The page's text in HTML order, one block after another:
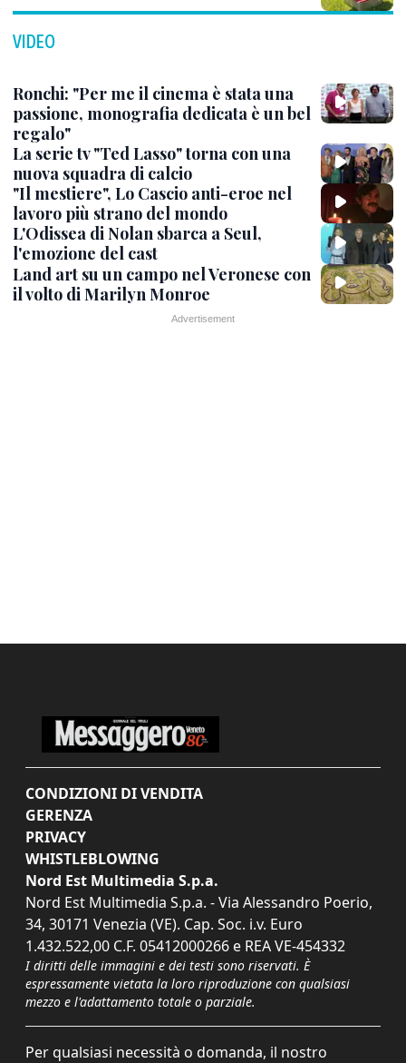
VIDEO
Ronchi: "Per me il cinema è stata una
passione, monografia dedicata è un bel
regalo"
La serie tv "Ted Lasso" torna con una
nuova squadra di calcio
"Il mestiere", Lo Cascio anti-eroe nel
lavoro più strano del mondo
L'Odissea di Nolan sbarca a Seul,
l'emozione del cast
Land art su un campo nel Veronese con
il volto di Marilyn Monroe
CONDIZIONI DI VENDITA
GERENZA
PRIVACY
WHISTLEBLOWING
Nord Est Multimedia S.p.a.
Nord Est Multimedia S.p.a. - Via Alessandro Poerio,
34, 30171 Venezia (VE). Cap. Soc. i.v. Euro
1.432.522,00 C.F. 05412000266 e REA VE-454332
I diritti delle immagini e dei testi sono riservati. È
espressamente vietata la loro riproduzione con qualsiasi
mezzo e l'adattamento totale o parziale.
Per qualsiasi necessità o domanda, il nostro